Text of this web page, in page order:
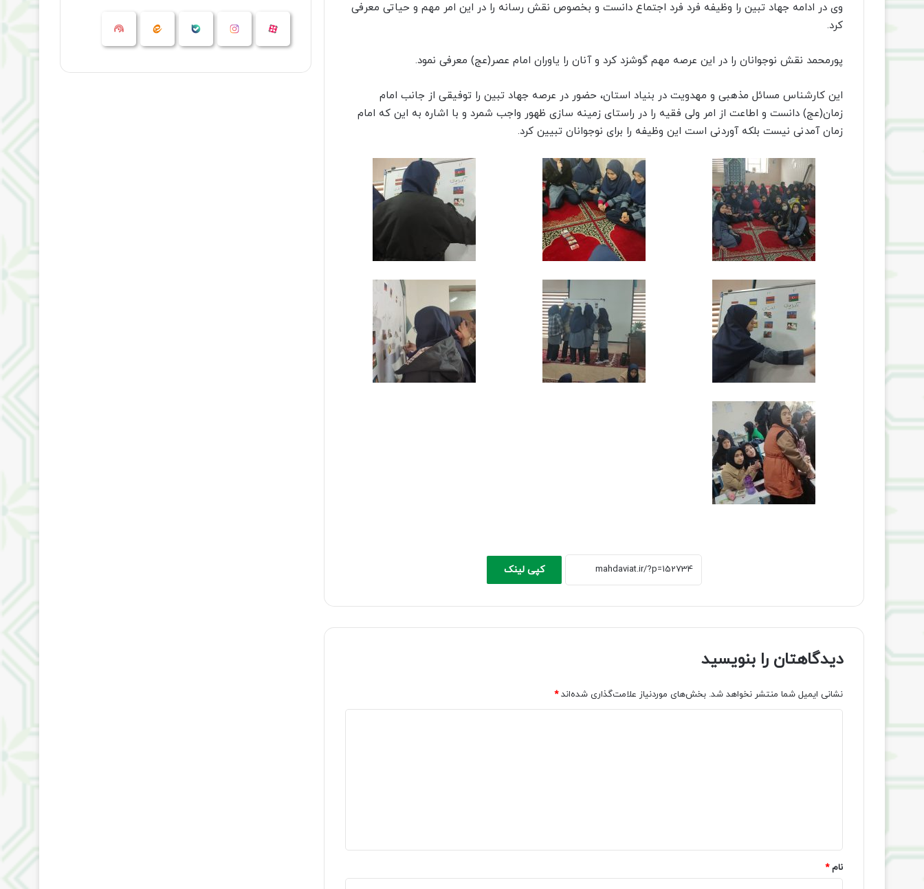
وی در ادامه جهاد تبین را وظیفه فرد فرد اجتماع دانست و بخصوص نقش رسانه را در این امر مهم و حیاتی معرفی
کرد.
پورمحمد نقش نوجوانان را در این عرصه مهم گوشزد کرد و آنان را یاوران امام عصر(عج) معرفی نمود.
این کارشناس مسائل مذهبی و مهدویت در بنیاد استان، حضور در عرصه جهاد تبین را توفیقی از جانب امام
زمان(عج) دانست و اطاعت از امر ولی فقیه را در راستای زمینه سازی ظهور واجب شمرد و با اشاره به این که امام
زمان آمدنی نیست بلکه آوردنی است این وظیفه را برای نوجوانان تبیین کرد.
کپی لینک
دیدگاهتان را بنویسید
نشانی ایمیل شما منتشر نخواهد شد. بخش‌های موردنیاز علامت‌گذاری شده‌اند*
نام*
آپارات اینستاگرام ایتا